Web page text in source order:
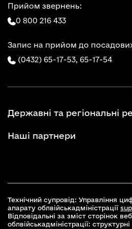
Прийом звернень:
0 800 216 433
Запис на прийом до
(0432) 65-17-53, 65-17-54
Державні та регіональні
Наші партнери
Технічний супровід: Управління
апарату облвійськадміністрації
Відповідальні за зміст сторінок
облвійськадміністрації: структурні